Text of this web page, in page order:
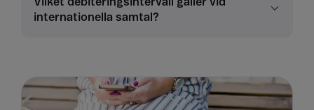
internationella samtal?